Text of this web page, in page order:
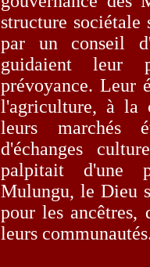
structure
par un conseil
guidaient leur
prévoyance. Leur
l'agriculture, à la
leurs marchés
d'échanges
palpitait d'une
Mulungu, le Dieu
pour les ancêtres,
leurs